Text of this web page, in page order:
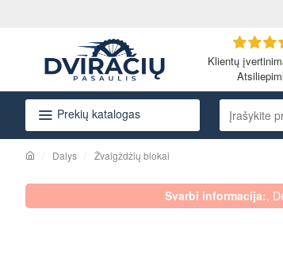
Klientų
Prekių katalogas
Įrašykite
prekės
kodą...
o
e
Dalys Žvaigždžių blokai
Svarbi informacija:,